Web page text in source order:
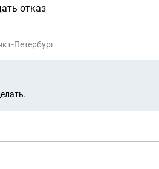
отказ
Петербург